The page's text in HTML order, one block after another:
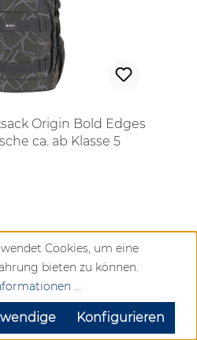
Origin Bold Edges
ca. ab Klasse 5
€
nicht verfügbar
Cookies, um eine
bieten zu können.
...
Konfigurieren
google.com, trustedshops.de, shopvote.de ⓘ
der Bewertungen